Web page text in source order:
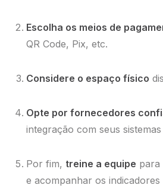
Escolha os meios de
QR Code, Pix, etc.
Considere o espaço físico
Opte por fornecedores
integração com seus sistemas
Por fim, treine a equipe para
e acompanhar os indicadores